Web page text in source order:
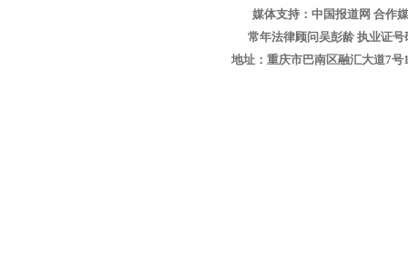
媒体支持：中国报道网 合作
常年法律顾问吴彭龄 执业证
地址：重庆市巴南区融汇大道7号